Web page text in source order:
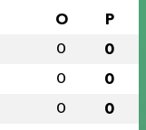
O P
0 0
0 0
0 0